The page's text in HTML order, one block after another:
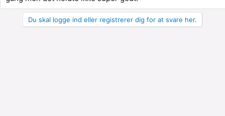
Du skal logge ind eller registrerer dig for at svare her.